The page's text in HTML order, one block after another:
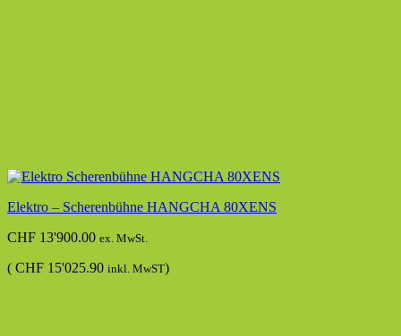
Elektro – Scherenbühne HANGCHA 80XENS
CHF 13'900.00 ex. MwSt.
( CHF 15'025.90 inkl. MwST)